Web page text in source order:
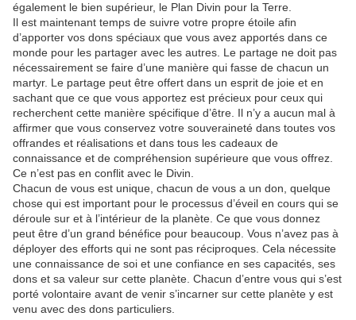
également le bien supérieur, le Plan Divin pour la Terre.
Il est maintenant temps de suivre votre propre étoile afin
d’apporter vos dons spéciaux que vous avez apportés dans ce
monde pour les partager avec les autres. Le partage ne doit pas
nécessairement se faire d’une manière qui fasse de chacun un
martyr. Le partage peut être offert dans un esprit de joie et en
sachant que ce que vous apportez est précieux pour ceux qui
recherchent cette manière spécifique d’être. Il n’y a aucun mal à
affirmer que vous conservez votre souveraineté dans toutes vos
offrandes et réalisations et dans tous les cadeaux de
connaissance et de compréhension supérieure que vous offrez.
Ce n’est pas en conflit avec le Divin.
Chacun de vous est unique, chacun de vous a un don, quelque
chose qui est important pour le processus d’éveil en cours qui se
déroule sur et à l’intérieur de la planète. Ce que vous donnez
peut être d’un grand bénéfice pour beaucoup. Vous n’avez pas à
déployer des efforts qui ne sont pas réciproques. Cela nécessite
une connaissance de soi et une confiance en ses capacités, ses
dons et sa valeur sur cette planète. Chacun d’entre vous qui s’est
porté volontaire avant de venir s’incarner sur cette planète y est
venu avec des dons particuliers.